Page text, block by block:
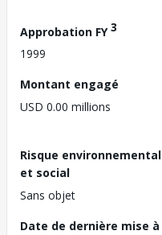
Approbation FY3
1999
Montant engagé
USD 0.00 millions
Risque environnemental
et social
Sans objet
Date de dernière mise à